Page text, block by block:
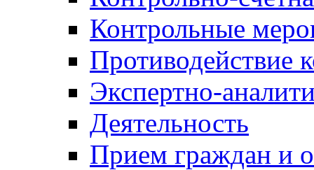
Контрольные
Противодействие
Экспертно-
Деятельность
Прием граждан и